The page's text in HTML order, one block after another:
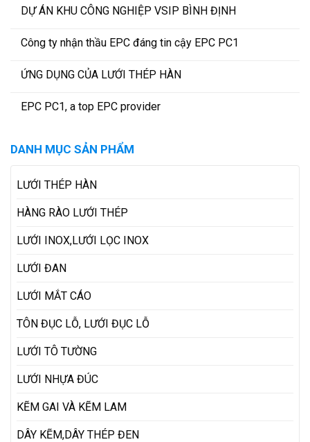
DỰ ÁN KHU CÔNG NGHIỆP VSIP BÌNH ĐỊNH
Công ty nhận thầu EPC đáng tin cậy EPC PC1
ỨNG DỤNG CỦA LƯỚI THÉP HÀN
EPC PC1, a top EPC provider
DANH MỤC SẢN PHẨM
LƯỚI THÉP HÀN
HÀNG RÀO LƯỚI THÉP
LƯỚI INOX,LƯỚI LỌC INOX
LƯỚI ĐAN
LƯỚI MẮT CÁO
TÔN ĐỤC LỖ, LƯỚI ĐỤC LỖ
LƯỚI TÔ TƯỜNG
LƯỚI NHỰA ĐÚC
KẼM GAI VÀ KẼM LAM
DÂY KẼM,DÂY THÉP ĐEN